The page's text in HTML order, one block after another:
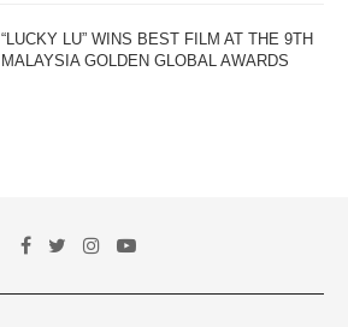
“LUCKY LU” WINS BEST FILM AT THE 9TH
MALAYSIA GOLDEN GLOBAL AWARDS